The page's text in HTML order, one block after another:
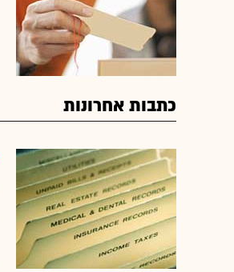
כתבות אחרונות